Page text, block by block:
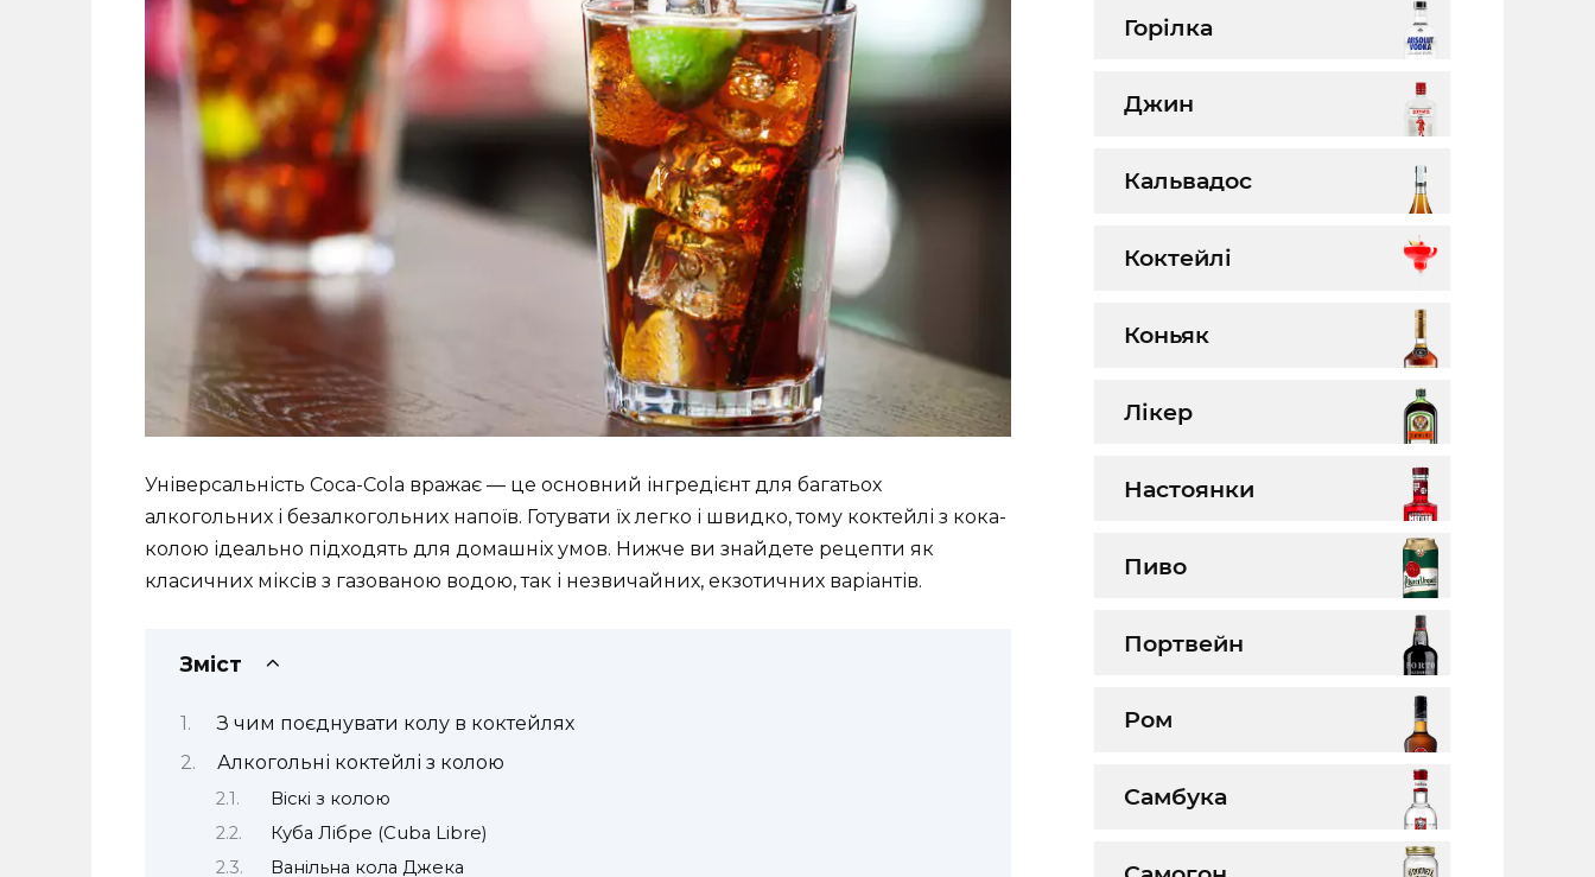
Універсальність Coca-Cola вражає — це основний інгредієнт для багатьох
алкогольних і безалкогольних напоїв. Готувати їх легко і швидко, тому коктейлі з кока-
колою ідеально підходять для домашніх умов. Нижче ви знайдете рецепти як
класичних міксів з газованою водою, так і незвичайних, екзотичних варіантів.
Зміст
З чим поєднувати колу в коктейлях
Алкогольні коктейлі з колою
Віскі з колою
Куба Лібре (Cuba Libre)
Ванільна кола Джека
Горілка
Джин
Кальвадос
Коктейлі
Коньяк
Лікер
Настоянки
Пиво
Портвейн
Ром
Самбука